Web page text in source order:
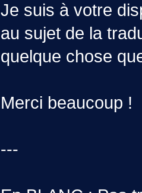
Je suis à votre
au sujet de la
quelque chose
Merci beaucoup !
---